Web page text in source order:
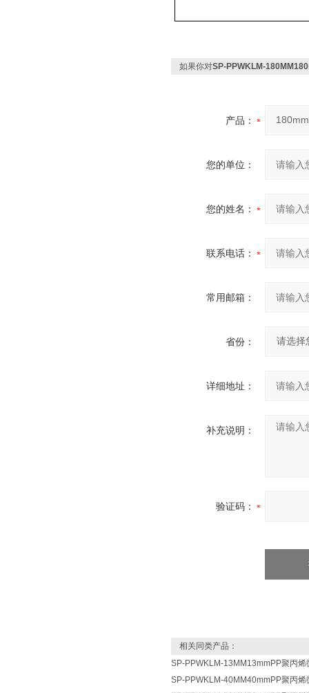
如果你对SP-PPWKLM-
产品：
您的单位：
您的姓名：
联系电话：
常用邮箱：
省份：
详细地址：
补充说明：
验证码：
相关同类产品：
SP-PPWKLM-13MM13mmPP聚丙
SP-PPWKLM-40MM40mmPP聚丙